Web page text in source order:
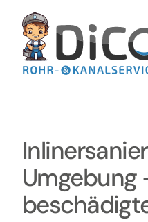
Inhalt
springen
Umgebung